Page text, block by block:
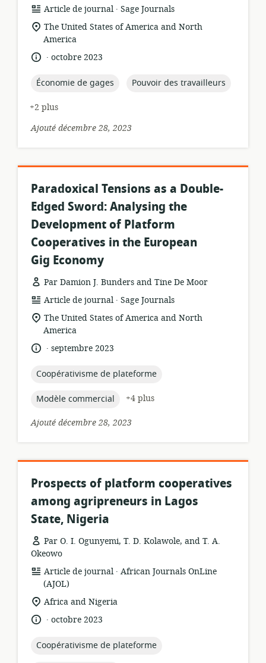
Format
de
ressource:
Article de journal .
éditeur:
Sage Journals
Lieu
de
pertinence:
The United States of America and North
America
langue:
.
date
publication:
octobre 2023
topic:
Économie de gages topic:
Pouvoir des travailleurs
+2 plus
Ajouté décembre 28, 2023
Paradoxical Tensions as a Double-
Edged Sword: Analysing the
Development of Platform
Cooperatives in the European
Gig Economy
Par Damion J. Bunders and Tine De Moor
Format
de
ressource:
Article de journal .
éditeur:
Sage Journals
Lieu
de
pertinence:
The United States of America and North
America
langue:
.
date
publication:
septembre 2023
topic:
Coopérativisme de plateforme
topic:
Modèle commercial
+4 plus
Ajouté décembre 28, 2023
Prospects of platform cooperatives
among agripreneurs in Lagos
State, Nigeria
Par O. I. Ogunyemi, T. D. Kolawole, and T. A.
Okeowo
Format
de
ressource:
Article de journal .
éditeur:
African Journals OnLine
(AJOL)
Lieu
pertinence:
Africa and Nigeria
langue:
.
date
publication:
octobre 2023
topic:
Coopérativisme de plateforme